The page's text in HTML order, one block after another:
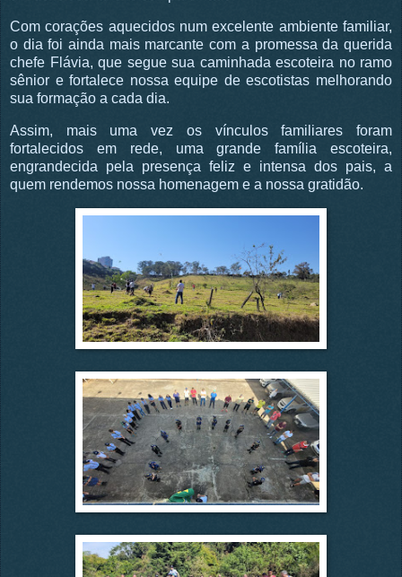
Com corações aquecidos num excelente ambiente familiar,
o dia foi ainda mais marcante com a promessa da querida
chefe Flávia, que segue sua caminhada escoteira no ramo
sênior e fortalece nossa equipe de escotistas melhorando
sua formação a cada dia.
Assim, mais uma vez os vínculos familiares foram
fortalecidos em rede, uma grande família escoteira,
engrandecida pela presença feliz e intensa dos pais, a
quem rendemos nossa homenagem e a nossa gratidão.